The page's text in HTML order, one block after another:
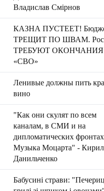
Владислав Смірнов
КАЗНА ПУСТЕЕТ!
ТРЕЩИТ ПО ШВАМ.
ТРЕБУЮТ ОКОНЧАНИЯ
«СВО»
Ленивые должны пить
вино
"Как они скулят по всем
каналам, в СМИ и на
дипломатических
Музыка Моцарта" -
Данильченко
Бабусині страви: